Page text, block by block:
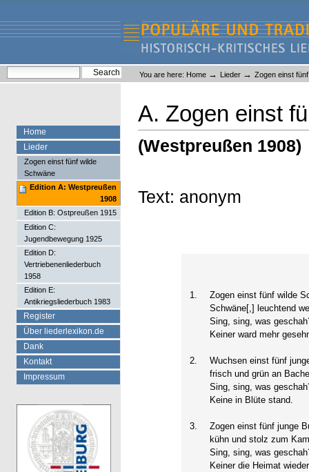
content.
navigation
Liederlexikon
Personal
tools
You are here: Home → Lieder → Zogen einst
A. Zogen einst
(Westpreußen 1908)
Text: anonym
1.
Zogen einst fünf wilde
Schwäne[,] leuchtend
Sing, sing, was
Keiner ward mehr
2.
Wuchsen einst fünf
frisch und grün an
Sing, sing, was
Keine in Blüte stand.
3.
Zogen einst fünf junge
kühn und stolz zum
Sing, sing, was
Keiner die Heimat
Home
Lieder
Zogen einst fünf wilde
Schwäne
Edition A: Westpreußen
1908
Edition B: Ostpreußen 1915
Edition C:
Jugendbewegung 1925
Edition D:
Vertriebenenliederbuch
1958
Edition E:
Antikriegsliederbuch 1983
Register
Über liederlexikon.de
Dank
Kontakt
Impressum